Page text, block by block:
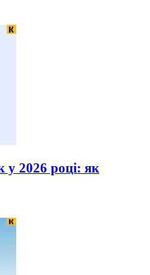
у 2026 році: як